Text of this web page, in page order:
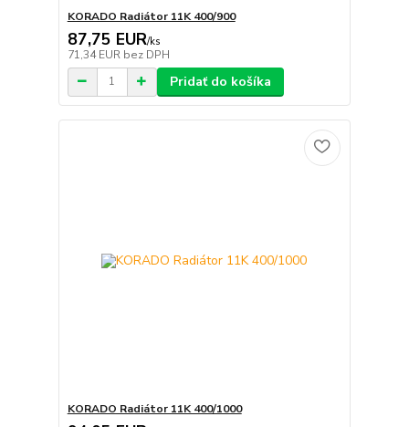
KORADO Radiátor 11K 400/900
87,75 EUR/ks
71,34 EUR bez DPH
Pridať do košíka
KORADO Radiátor 11K 400/1000